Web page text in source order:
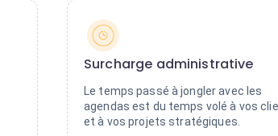
Surcharge administrative
Le temps passé à jongler avec les
agendas est du temps volé à vos
et à vos projets stratégiques.